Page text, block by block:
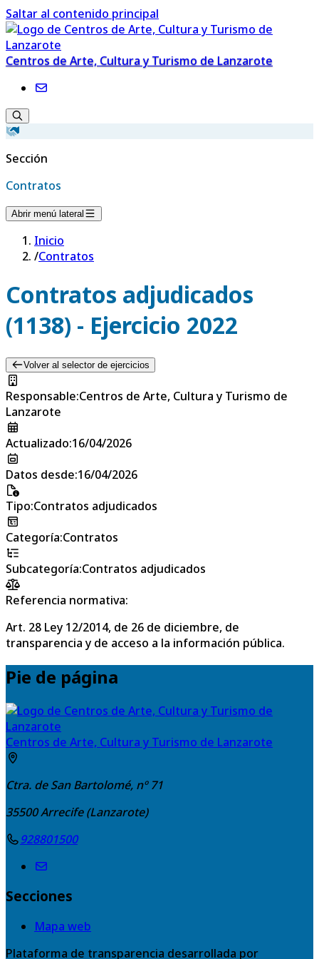
Saltar al contenido principal
Centros de Arte, Cultura y Turismo de Lanzarote
Sección
Contratos
Abrir menú lateral
Inicio
/Contratos
Contratos adjudicados
(1138) - Ejercicio 2022
Volver al selector de ejercicios
Responsable:Centros de Arte, Cultura y Turismo de
Lanzarote
Actualizado:16/04/2026
Datos desde:16/04/2026
Tipo:Contratos adjudicados
Categoría:Contratos
Subcategoría:Contratos adjudicados
Referencia normativa:
Art. 28 Ley 12/2014, de 26 de diciembre, de
transparencia y de acceso a la información pública.
Pie de página
Centros de Arte, Cultura y Turismo de Lanzarote
Ctra. de San Bartolomé, nº 71
35500Arrecife (Lanzarote)
928801500
Secciones
Mapa web
Plataforma de transparencia desarrollada por